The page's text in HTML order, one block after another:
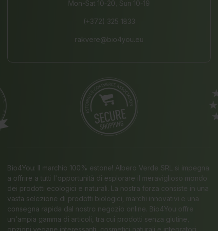
Mon-Sat 10-20, Sun 10-19
(+372) 325 1833
rakvere@bio4you.eu
Bio4You: Il marchio 100% estone! Albero Verde SRL si impegna
a offrire a tutti l'opportunità di esplorare il meraviglioso mondo
dei prodotti ecologici e naturali. La nostra forza consiste in una
vasta selezione di prodotti biologici, marchi innovativi e una
consegna rapida dal nostro negozio online. Bio4You offre
un'ampia gamma di articoli, tra cui prodotti senza glutine,
opzioni vegane interessanti, cosmetici naturali e integratori